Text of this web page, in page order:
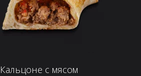
Кальцоне с мясом